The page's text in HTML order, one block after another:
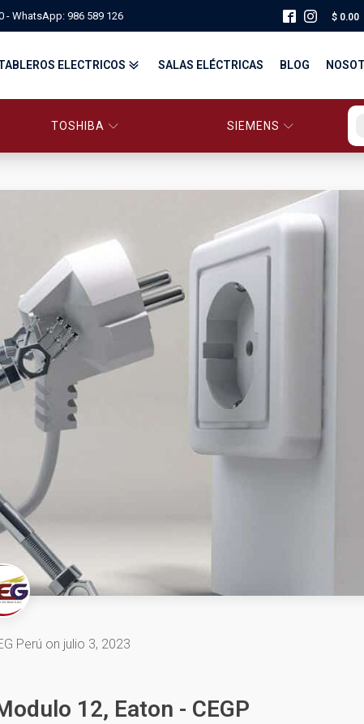
- WhatsApp: 986 589 126 $0.00
TERMOMAGNÉTICOS
Y CONTROL
& RECEPTACLES CROUSE-HINDS
ELECTRICOS
TABLEROS ELÉCTRICOS DISTRIBUCIÓN Y FUERZA
SALAS ELÉCTRICAS BLOG
TOSHIBA SIEMENS
Perú on julio 3, 2023
12, Eaton - CEGP